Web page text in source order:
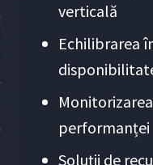
verticală
Echilibrarea
performanței
Soluții de